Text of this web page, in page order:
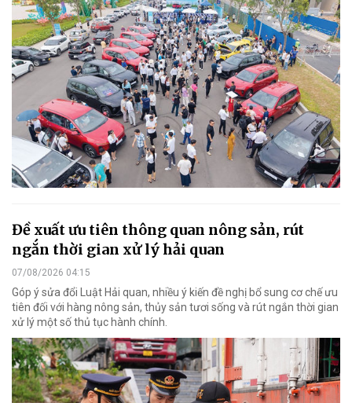
Đề xuất ưu tiên thông quan nông sản, rút
ngắn thời gian xử lý hải quan
07/08/2026 04:15
Góp ý sửa đổi Luật Hải quan, nhiều ý kiến đề nghị bổ sung cơ chế ưu
tiên đối với hàng nông sản, thủy sản tươi sống và rút ngắn thời gian
xử lý một số thủ tục hành chính.